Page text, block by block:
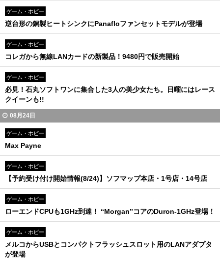
ゲーム・ホビー
逆台形の銅製ヒートシンクにPanafloファンセットモデルが登場
ゲーム・ホビー
コレガから無線LANカードの新製品！9480円で販売開始
ゲーム・ホビー
必見！石丸ソフトワンに集合した3人の美少女たち。日曜にはレース
クイーンも!!
08月24日
ゲーム・ホビー
Max Payne
ゲーム・ホビー
【予約受け付け開始情報(8/24)】ソフマップ本店・1号店・14号店
ゲーム・ホビー
ローエンドCPUも1GHz到達！ “Morgan”コアのDuron-1GHz登場！
ゲーム・ホビー
メルコからUSBとコンパクトフラッシュスロット用のLANアダプタ
が登場